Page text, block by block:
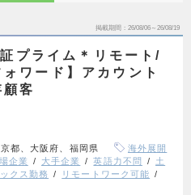
掲載期間 26/08/06～26/08/19
プライム＊リモート/
ワード】アカウント
客
都、大阪府、福岡県
海外展開
場企業 大手企業 英語力不問
土
クス勤務
リモートワーク可能